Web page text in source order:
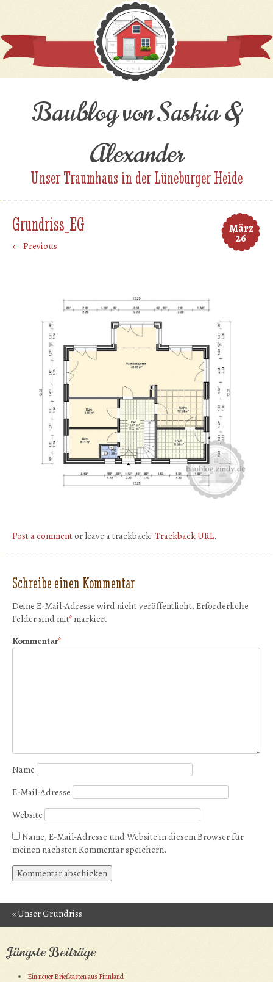
Baublog von Saskia &
Alexander
Unser Traumhaus in der Lüneburger Heide
März
26
Grundriss_EG
← Previous
Post a commentor leave a trackback: Trackback URL.
Schreibe einen Kommentar
Deine E-Mail-Adresse wird nicht veröffentlicht. Erforderliche
Felder sind mit* markiert
Kommentar*
Name
E-Mail-Adresse
Website
Name, E-Mail-Adresse und Website in diesem Browser für
meinen nächsten Kommentar speichern.
Post navigation
«Unser Grundriss
Jüngste Beiträge
Ein neuer Briefkasten aus Finnland